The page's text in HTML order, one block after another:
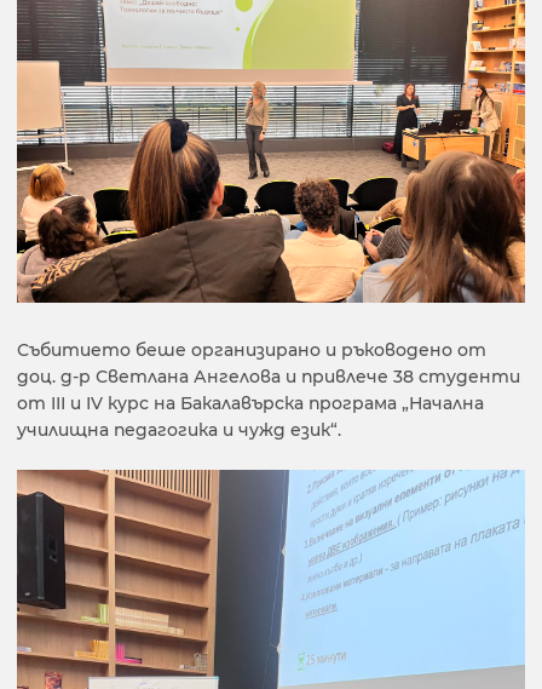
Събитието беше организирано и ръководено от
доц. д-р Светлана Ангелова и привлече 38 студенти
от ІІІ и ІV курс на Бакалавърска програма „Начална
училищна педагогика и чужд език“.